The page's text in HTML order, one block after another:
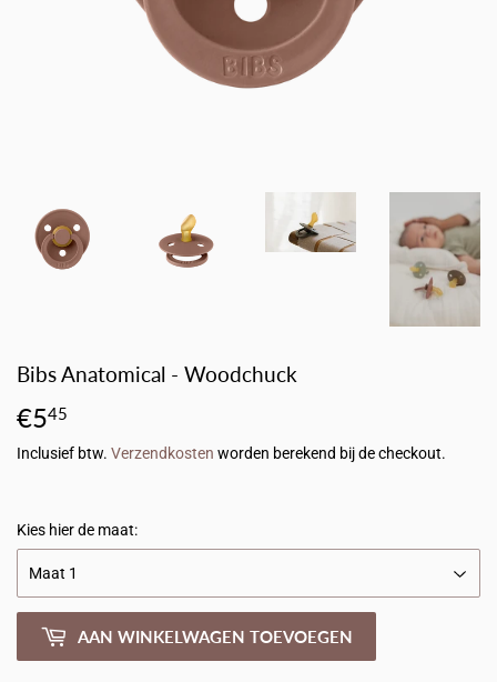
Bibs Anatomical - Woodchuck
€545
Inclusief btw. Verzendkosten worden berekend bij de checkout.
Kies hier de maat:
AAN WINKELWAGEN TOEVOEGEN